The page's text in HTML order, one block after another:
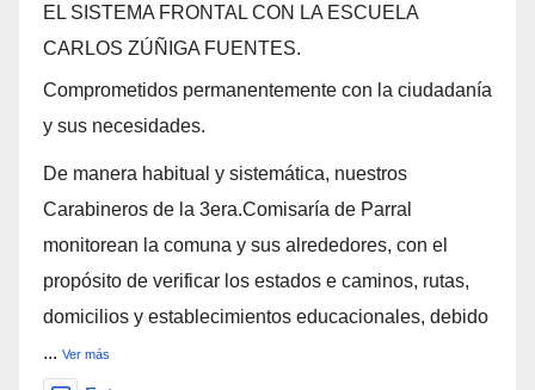
EL SISTEMA FRONTAL CON LA ESCUELA
CARLOS ZÚÑIGA FUENTES.
Comprometidos permanentemente con la ciudadanía
y sus necesidades.
De manera habitual y sistemática, nuestros
Carabineros de la 3era.Comisaría de Parral
monitorean la comuna y sus alrededores, con el
propósito de verificar los estados e caminos, rutas,
domicilios y establecimientos educacionales, debido
... Ver más